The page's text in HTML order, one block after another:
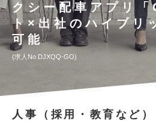
クシー配車アプリ
ト×出社のハイブリ
可能
求人No.DJXQQ-GO
人事（採用・教育など）